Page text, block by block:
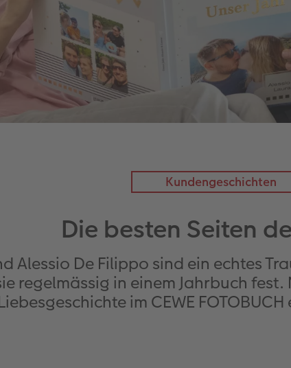
Kundengeschichten
Die besten Seiten
Alessio De Filippo sind ein echtes
regelmässig in einem Jahrbuch
im CEWE